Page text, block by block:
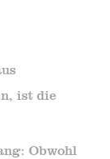
ist die
Obwohl